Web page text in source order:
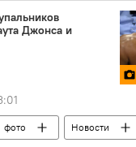
Джонса и
фото
Новости